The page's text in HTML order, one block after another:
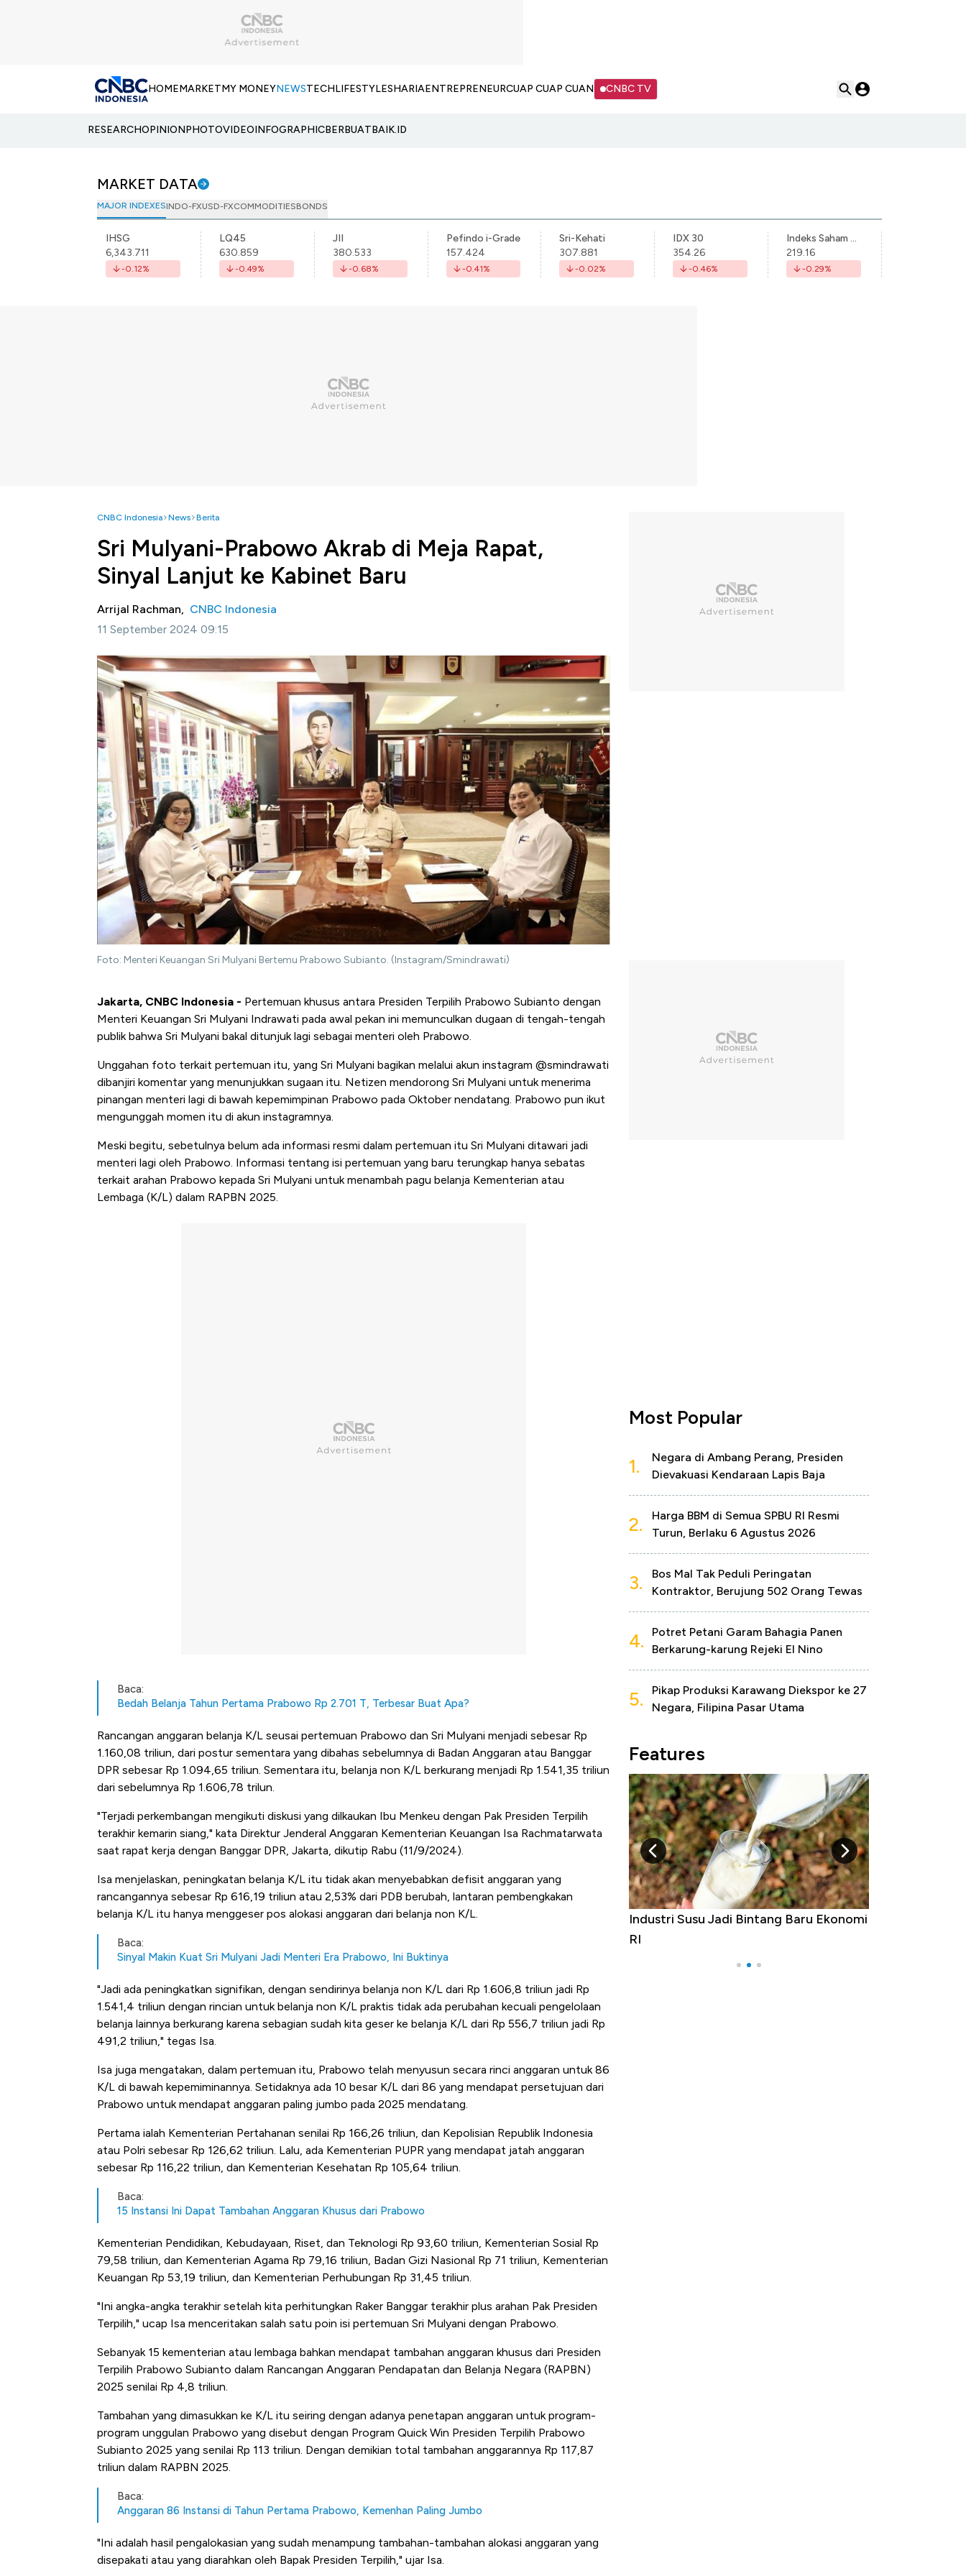
HOMEMARKETMY MONEYNEWSTECHLIFESTYLESHARIAENTREPRENEURCUAP CUAP CUAN CNBC TV
RESEARCHOPINIONPHOTOVIDEOINFOGRAPHICBERBUATBAIK.ID
MARKET DATA
MAJOR INDEXESINDO-FXUSD-FXCOMMODITIESBONDS
IHSG
6,343.711
-0.12%
LQ45
630.859
-0.49%
JII
380.533
-0.68%
Pefindo i-Grade
157.424
-0.41%
Sri-Kehati
307.881
-0.02%
IDX 30
354.26
-0.46%
Indeks Saham Syariah Indonesia
219.16
-0.29%
CNBC Indonesia News Berita
Sri Mulyani-Prabowo Akrab di Meja Rapat,
Sinyal Lanjut ke Kabinet Baru
Arrijal Rachman, CNBC Indonesia
11 September 2024 09:15
Foto: Menteri Keuangan Sri Mulyani Bertemu Prabowo Subianto. (Instagram/Smindrawati)
Jakarta, CNBC Indonesia - Pertemuan khusus antara Presiden Terpilih Prabowo Subianto dengan
Menteri Keuangan Sri Mulyani Indrawati pada awal pekan ini memunculkan dugaan di tengah-tengah
publik bahwa Sri Mulyani bakal ditunjuk lagi sebagai menteri oleh Prabowo.
Unggahan foto terkait pertemuan itu, yang Sri Mulyani bagikan melalui akun instagram @smindrawati
dibanjiri komentar yang menunjukkan sugaan itu. Netizen mendorong Sri Mulyani untuk menerima
pinangan menteri lagi di bawah kepemimpinan Prabowo pada Oktober nendatang. Prabowo pun ikut
mengunggah momen itu di akun instagramnya.
Meski begitu, sebetulnya belum ada informasi resmi dalam pertemuan itu Sri Mulyani ditawari jadi
menteri lagi oleh Prabowo. Informasi tentang isi pertemuan yang baru terungkap hanya sebatas
terkait arahan Prabowo kepada Sri Mulyani untuk menambah pagu belanja Kementerian atau
Lembaga (K/L) dalam RAPBN 2025.
Baca:
Bedah Belanja Tahun Pertama Prabowo Rp 2.701 T, Terbesar Buat Apa?
Rancangan anggaran belanja K/L seusai pertemuan Prabowo dan Sri Mulyani menjadi sebesar Rp
1.160,08 triliun, dari postur sementara yang dibahas sebelumnya di Badan Anggaran atau Banggar
DPR sebesar Rp 1.094,65 triliun. Sementara itu, belanja non K/L berkurang menjadi Rp 1.541,35 triliun
dari sebelumnya Rp 1.606,78 trilun.
"Terjadi perkembangan mengikuti diskusi yang dilkaukan Ibu Menkeu dengan Pak Presiden Terpilih
terakhir kemarin siang," kata Direktur Jenderal Anggaran Kementerian Keuangan Isa Rachmatarwata
saat rapat kerja dengan Banggar DPR, Jakarta, dikutip Rabu (11/9/2024).
Isa menjelaskan, peningkatan belanja K/L itu tidak akan menyebabkan defisit anggaran yang
rancangannya sebesar Rp 616,19 triliun atau 2,53% dari PDB berubah, lantaran pembengkakan
belanja K/L itu hanya menggeser pos alokasi anggaran dari belanja non K/L.
Baca:
Sinyal Makin Kuat Sri Mulyani Jadi Menteri Era Prabowo, Ini Buktinya
"Jadi ada peningkatkan signifikan, dengan sendirinya belanja non K/L dari Rp 1.606,8 triliun jadi Rp
1.541,4 triliun dengan rincian untuk belanja non K/L praktis tidak ada perubahan kecuali pengelolaan
belanja lainnya berkurang karena sebagian sudah kita geser ke belanja K/L dari Rp 556,7 triliun jadi Rp
491,2 triliun," tegas Isa.
Isa juga mengatakan, dalam pertemuan itu, Prabowo telah menyusun secara rinci anggaran untuk 86
K/L di bawah kepemiminannya. Setidaknya ada 10 besar K/L dari 86 yang mendapat persetujuan dari
Prabowo untuk mendapat anggaran paling jumbo pada 2025 mendatang.
Pertama ialah Kementerian Pertahanan senilai Rp 166,26 triliun, dan Kepolisian Republik Indonesia
atau Polri sebesar Rp 126,62 triliun. Lalu, ada Kementerian PUPR yang mendapat jatah anggaran
sebesar Rp 116,22 triliun, dan Kementerian Kesehatan Rp 105,64 triliun.
Baca:
15 Instansi Ini Dapat Tambahan Anggaran Khusus dari Prabowo
Kementerian Pendidikan, Kebudayaan, Riset, dan Teknologi Rp 93,60 triliun, Kementerian Sosial Rp
79,58 triliun, dan Kementerian Agama Rp 79,16 triliun, Badan Gizi Nasional Rp 71 triliun, Kementerian
Keuangan Rp 53,19 triliun, dan Kementerian Perhubungan Rp 31,45 triliun.
"Ini angka-angka terakhir setelah kita perhitungkan Raker Banggar terakhir plus arahan Pak Presiden
Terpilih," ucap Isa menceritakan salah satu poin isi pertemuan Sri Mulyani dengan Prabowo.
Sebanyak 15 kementerian atau lembaga bahkan mendapat tambahan anggaran khusus dari Presiden
Terpilih Prabowo Subianto dalam Rancangan Anggaran Pendapatan dan Belanja Negara (RAPBN)
2025 senilai Rp 4,8 triliun.
Tambahan yang dimasukkan ke K/L itu seiring dengan adanya penetapan anggaran untuk program-
program unggulan Prabowo yang disebut dengan Program Quick Win Presiden Terpilih Prabowo
Subianto 2025 yang senilai Rp 113 triliun. Dengan demikian total tambahan anggarannya Rp 117,87
triliun dalam RAPBN 2025.
Baca:
Anggaran 86 Instansi di Tahun Pertama Prabowo, Kemenhan Paling Jumbo
"Ini adalah hasil pengalokasian yang sudah menampung tambahan-tambahan alokasi anggaran yang
disepakati atau yang diarahkan oleh Bapak Presiden Terpilih," ujar Isa.
Most Popular
1.
Negara di Ambang Perang, Presiden
Dievakuasi Kendaraan Lapis Baja
2.
Harga BBM di Semua SPBU RI Resmi
Turun, Berlaku 6 Agustus 2026
3.
Bos Mal Tak Peduli Peringatan
Kontraktor, Berujung 502 Orang Tewas
4.
Potret Petani Garam Bahagia Panen
Berkarung-karung Rejeki El Nino
5.
Pikap Produksi Karawang Diekspor ke 27
Negara, Filipina Pasar Utama
Features
Bangkit dari Kubur! Bisnis Furniture &
Industri Susu Jadi Bintang Baru Ekonomi
RI